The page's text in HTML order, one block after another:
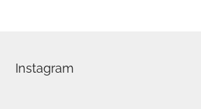
Instagram